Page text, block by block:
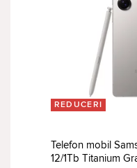
REDUCERI
Telefon mobil
12/1Tb Titanium